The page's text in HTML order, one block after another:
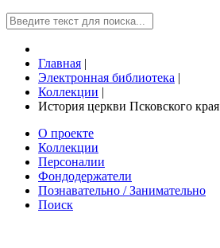
Главная |
Электронная библиотека |
Коллекции |
История церкви Псковского края
О проекте
Коллекции
Персоналии
Фондодержатели
Познавательно / Занимательно
Поиск